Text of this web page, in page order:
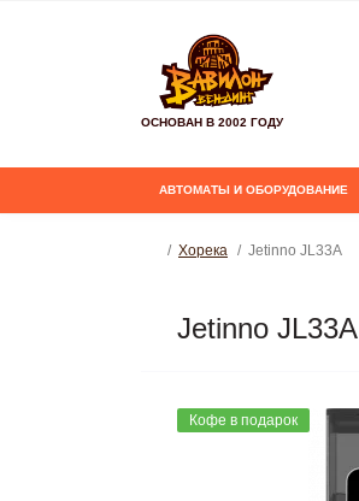
ОСНОВАН В 2002 ГОДУ
АВТОМАТЫ И ОБОРУДОВАНИЕ
Хорека Jetinno JL33A
Jetinno JL33A
Кофе в подарок